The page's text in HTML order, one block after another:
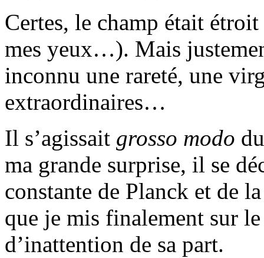
Certes, le champ était
mes yeux…). Mais
inconnu une rareté, une
extraordinaires…
Il s’agissait grosso modo
ma grande surprise, il se
constante de Planck et de
que je mis finalement sur
d’inattention de sa part.